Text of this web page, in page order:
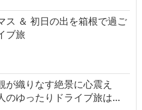
ス ＆ 初日の出を箱根で過ご
ブ旅
が織りなす絶景に心震え
のゆったりドライブ旅は…